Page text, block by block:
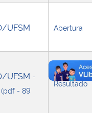
UFSM
Abertura
UFSM -
(pdf - 89
Resultado